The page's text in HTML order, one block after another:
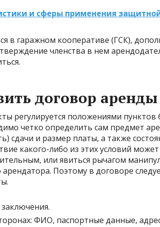
и сферы применения
в гаражном кооперативе (ГСК),
членства в нем
договор
регулируется положениями пунктов
четко определить сам предмет
сдачи и размер платы, а также
какого-либо из этих условий
или явиться рычагом
арендатора. Поэтому в договоре
ФИО, паспортные данные,